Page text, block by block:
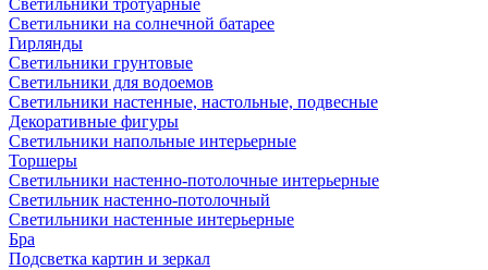
Светильники тротуарные
Светильники на солнечной батарее
Гирлянды
Светильники грунтовые
Светильники для водоемов
Светильники настенные, настольные, подвесные
Декоративные фигуры
Светильники напольные интерьерные
Торшеры
Светильники настенно-потолочные интерьерные
Светильник настенно-потолочный
Светильники настенные интерьерные
Бра
Подсветка картин и зеркал